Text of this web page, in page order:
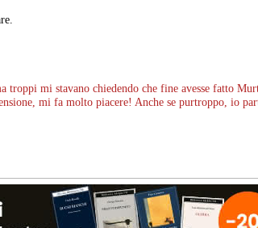
mi stavano chiedendo che fine avesse fatto
mi fa molto piacere! Anche se purtroppo, io